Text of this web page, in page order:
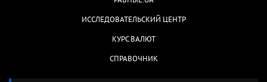
ИССЛЕДОВАТЕЛЬСКИЙ ЦЕНТР
КУРС ВАЛЮТ
СПРАВОЧНИК